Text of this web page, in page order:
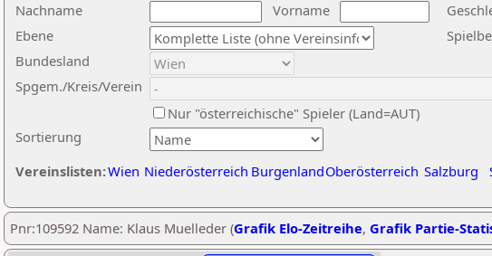
Nachname
Vorname
Ebene
Sortierung
Bundesland
Spgem./Kreis/Verein
Nur "österreichische" Spieler (Land=AUT)
Vereinslisten:Wien Niederösterreich BurgenlandOberösterreich Salzburg
Pnr:109592 Name: Klaus Muelleder (Grafik Elo-Zeitreihe, Grafik Partie-